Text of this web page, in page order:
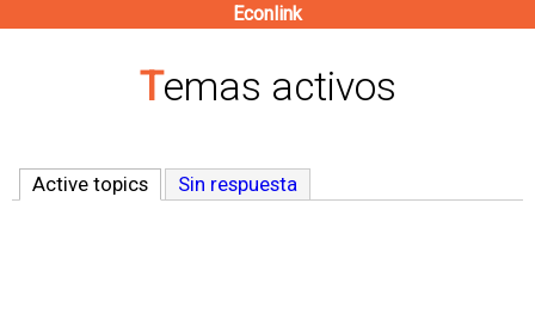
contenido
Econlink
Temas activos
Active topics (solapa activa)
Sin respuesta